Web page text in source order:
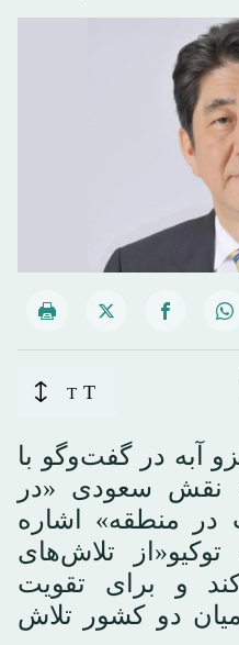
T
T
آبه در گفت‌وگو با
نقش سعودی «در
در منطقه» اشاره
تلاش‌های
و برای تقویت
دو کشور تلاش